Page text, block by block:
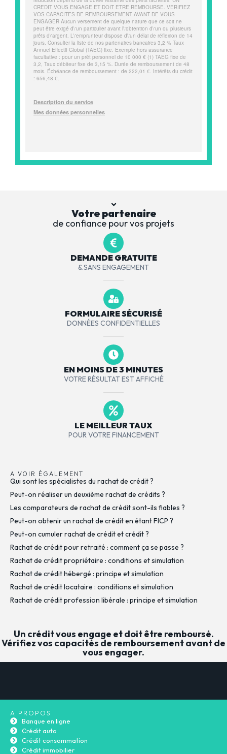
Votre partenaire
de confiance pour vos projets
DEMANDE GRATUITE
& SANS ENGAGEMENT
FORMULAIRE SÉCURISÉ
DONNÉES CONFIDENTIELLES
EN MOINS DE 3 MINUTES
VOTRE RÉSULTAT EST AFFICHÉ
LE MEILLEUR TAUX
POUR VOTRE FINANCEMENT
A VOIR ÉGALEMENT
Qui sont les spécialistes du rachat de crédit ?
Peut-on réaliser un deuxième rachat de crédits ?
Les comparateurs de rachat de crédit sont-ils fiables ?
Peut-on obtenir un rachat de crédit en étant FICP ?
Peut-on cumuler rachat de crédit et crédit ?
Rachat de crédit pour retraité : comment ça se passe ?
Rachat de crédit propriétaire : conditions et simulation
Rachat de crédit hébergé : principe et simulation
Rachat de crédit locataire : conditions et simulation
Rachat de crédit profession libérale : principe et simulation
Un crédit vous engage et doit être remboursé.
Vérifiez vos capacités de remboursement avant de
vous engager.
A PROPOS
Banque en ligne
Crédit auto
Crédit consommation
Crédit immobilier